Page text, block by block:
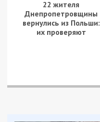
22 жителя
Днепропетровщины
вернулись из Польши:
их проверяют